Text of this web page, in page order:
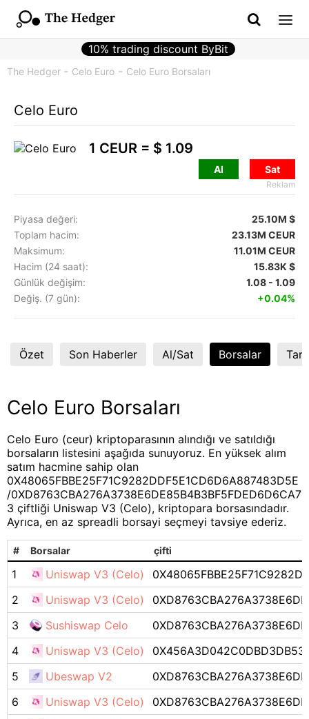
10% trading discount ByBit
The Hedger Celo Euro Celo Euro Borsaları
Celo Euro
1 CEUR = $ 1.09
Al Sat
Reklam
Piyasa değeri:
25.10M $
Toplam hacim:
23.13M CEUR
Maksimum:
11.01M CEUR
Hacim (24 saat):
15.83K $
Günlük değişim:
1.08 - 1.09
Değiş. (7 gün):
+0.04%
Özet Son Haberler Al/Sat Borsalar
Celo Euro Borsaları
Celo Euro (ceur) kriptoparasının alındığı ve satıldığı
borsaların listesini aşağıda sunuyoruz. En yüksek alım
satım hacmine sahip olan
0X48065FBBE25F71C9282DDF5E1CD6D6A887483D5E
/0XD8763CBA276A3738E6DE85B4B3BF5FDED6D6CA7
3 çiftliği Uniswap V3 (Celo), kriptopara borsasındadır.
Ayrıca, en az spreadli borsayi seçmeyi tavsiye ederiz.
# Borsalar çifti
1 Uniswap V3 (Celo)
2
Uniswap V3 (Celo)
3
Sushiswap Celo
4
Uniswap V3 (Celo)
5
Ubeswap V2
6
Uniswap V3 (Celo)